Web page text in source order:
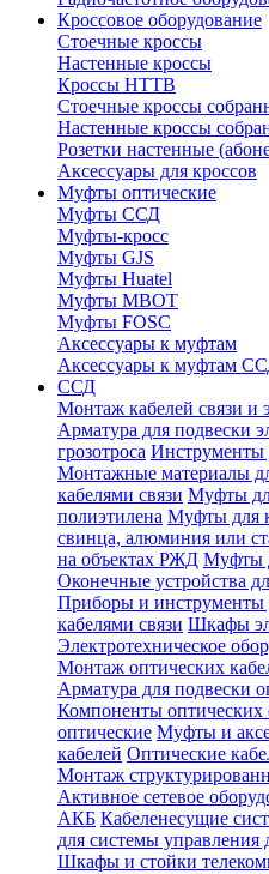
Кроссовое оборудование
Стоечные кроссы
Настенные кроссы
Кроссы HTTB
Стоечные кроссы
Настенные кроссы
Розетки настенные
Аксессуары для кроссов
Муфты оптические
Муфты ССД
Муфты-кросс
Муфты GJS
Муфты Huatel
Муфты МВОТ
Муфты FOSC
Аксессуары к муфтам
Аксессуары к муфтам
ССД
Монтаж кабелей связи и
Арматура для подвески
грозотроса Инструменты
Монтажные материалы
кабелями связи Муфты
полиэтилена Муфты для
свинца, алюминия или
на объектах РЖД Муфты
Оконечные устройства
Приборы и инструменты
кабелями связи Шкафы
Электротехническое
Монтаж оптических
Арматура для подвески
Компоненты оптических
оптические Муфты и
кабелей Оптические
Монтаж
Активное сетевое
АКБ Кабеленесущие
для системы
Шкафы и стойки